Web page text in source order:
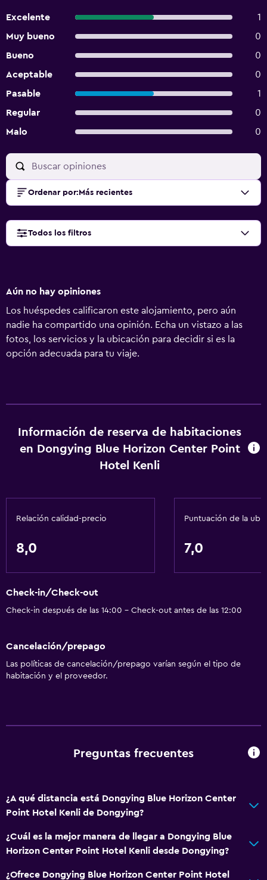
Excelente
1
Muy bueno
0
Bueno
0
Aceptable
0
Pasable
1
Regular
0
Malo
0
Ordenar por: Más recientes
Todos los filtros
Aún no hay opiniones
Los huéspedes calificaron este alojamiento, pero aún
nadie ha compartido una opinión. Echa un vistazo a las
fotos, los servicios y la ubicación para decidir si es la
opción adecuada para tu viaje.
Información de reserva de habitaciones
en Dongying Blue Horizon Center Point
Hotel Kenli
Relación calidad-precio
8,0
Puntuación de la
7,0
Check-in/Check-out
Check-in después de las 14:00 - Check-out antes de las 12:00
Cancelación/prepago
Las políticas de cancelación/prepago varían según el tipo de
habitación y el proveedor.
Preguntas frecuentes
¿A qué distancia está Dongying Blue Horizon Center
Point Hotel Kenli de Dongying?
¿Cuál es la mejor manera de llegar a Dongying Blue
Horizon Center Point Hotel Kenli desde Dongying?
¿Ofrece Dongying Blue Horizon Center Point Hotel